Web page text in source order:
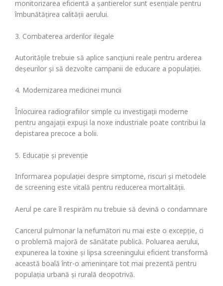
monitorizarea eficientă a șantierelor sunt esențiale pentru
îmbunătățirea calității aerului.
3. Combaterea arderilor ilegale
Autoritățile trebuie să aplice sancțiuni reale pentru arderea
deșeurilor și să dezvolte campanii de educare a populației.
4. Modernizarea medicinei muncii
Înlocuirea radiografiilor simple cu investigații moderne
pentru angajații expuși la noxe industriale poate contribui la
depistarea precoce a bolii.
5. Educație și prevenție
Informarea populației despre simptome, riscuri și metodele
de screening este vitală pentru reducerea mortalității.
Aerul pe care îl respirăm nu trebuie să devină o condamnare
Cancerul pulmonar la nefumători nu mai este o excepție, ci
o problemă majoră de sănătate publică. Poluarea aerului,
expunerea la toxine și lipsa screeningului eficient transformă
această boală într-o amenințare tot mai prezentă pentru
populația urbană și rurală deopotrivă.